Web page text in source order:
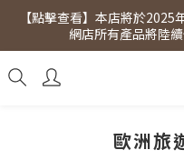
【點擊查看】會員專享 星
31日）。
【點擊查看】本店將於2025
網店所有產品將陸
【點擊查看】會員專享 星
31日）。
歐洲旅